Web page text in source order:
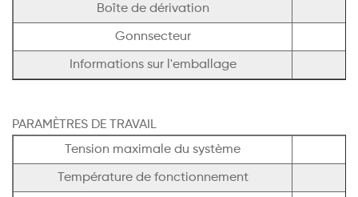
Boîte de dérivation
Gonnsecteur
Informations sur l'emballage
PARAMÈTRES DE TRAVAIL
Tension maximale du système
Température de fonctionnement